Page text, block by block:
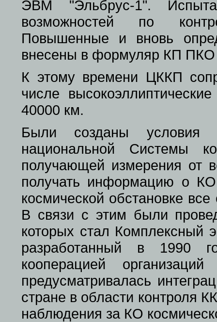
ЭВМ "Эльбрус-1".
возможностей по
Повышенные и вновь
внесены в формуляр КП
К этому времени ЦККП
числе
40000 км.
Были созданы условия
национальной Системы
получающей измерения от
получать информацию о
космической обстановке
В связи с этим были
которых стал Комплексный
разработанный в 1990
кооперацией
предусматривалась
стране в области контроля
наблюдения за КО